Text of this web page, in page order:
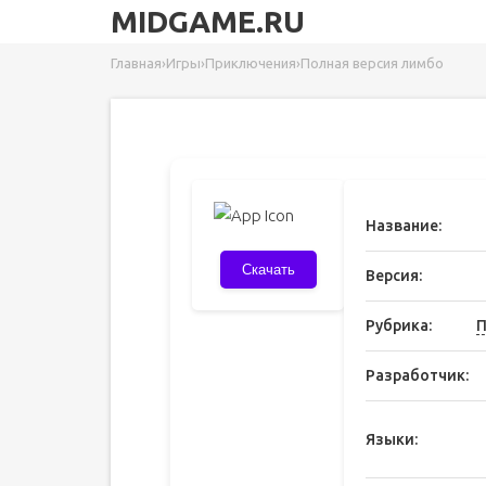
MIDGAME.RU
Главная›Игры›Приключения›Полная версия лимбо
Скачать
Название:
Версия:
Рубрика:
Разработчик:
Языки: